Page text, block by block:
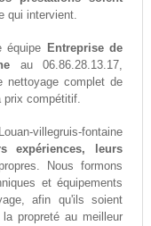
qui intervient.
équipe
Entreprise de
au 06.86.28.13.17,
nettoyage complet de
prix compétitif.
villegruis-fontaine
expériences, leurs
Nous formons
et équipements
afin qu'ils soient
propreté au meilleur